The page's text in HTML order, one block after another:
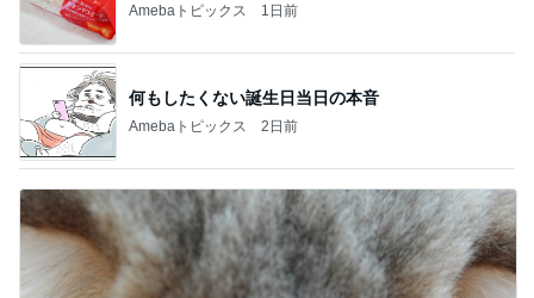
Amebaトピックス 1日前
何もしたくない誕生日当日の本音
Amebaトピックス 2日前